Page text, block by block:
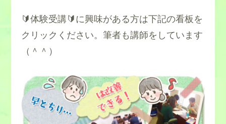
②結論を先送りする
③根拠が正確かを考える
④別の可能性を考える
①自分を客観視する
②結論を先送りする
③根拠が正確かを考える
🔰体験受講🔰に興味がある方は下記の看板を
クリックください。筆者も講師をしています
（＾＾）